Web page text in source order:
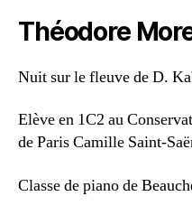
Théodore
Nuit sur le fleuve de D.
Elève en 1C2 au
de Paris Camille Saint-
Classe de piano de